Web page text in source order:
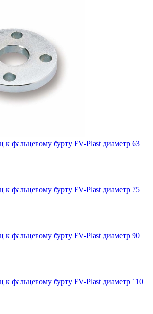
фальцевому бурту FV-Plast диаметр 63
фальцевому бурту FV-Plast диаметр 75
фальцевому бурту FV-Plast диаметр 90
фальцевому бурту FV-Plast диаметр 110